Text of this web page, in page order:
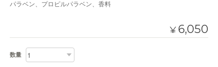
パラベン、プロピルパラベン、香料
¥ 6,050
数量